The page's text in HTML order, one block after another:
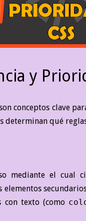
y
conceptos clave
qué
mediante el cual
con texto (como